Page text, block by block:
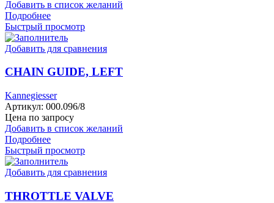
Добавить в список желаний
Подробнее
Быстрый просмотр
Добавить для сравнения
CHAIN GUIDE, LEFT
Kannegiesser
Артикул: 000.096/8
Цена по запросу
Добавить в список желаний
Подробнее
Быстрый просмотр
Добавить для сравнения
THROTTLE VALVE